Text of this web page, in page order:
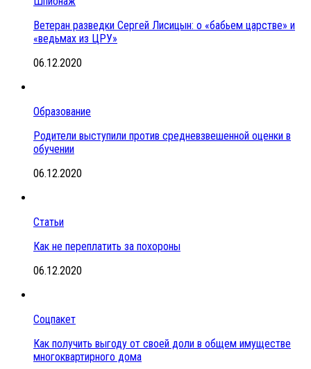
Ветеран разведки Сергей Лисицын: о «бабьем царстве» и
«ведьмах из ЦРУ»
06.12.2020
Образование
Родители выступили против средневзвешенной оценки в
обучении
06.12.2020
Статьи
Как не переплатить за похороны
06.12.2020
Соцпакет
Как получить выгоду от своей доли в общем имуществе
многоквартирного дома